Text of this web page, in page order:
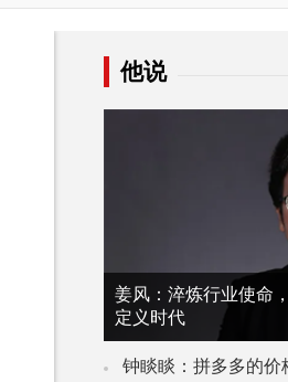
他说
姜风：淬炼行业使命
定义时代
钟睒睒：拼多多的价